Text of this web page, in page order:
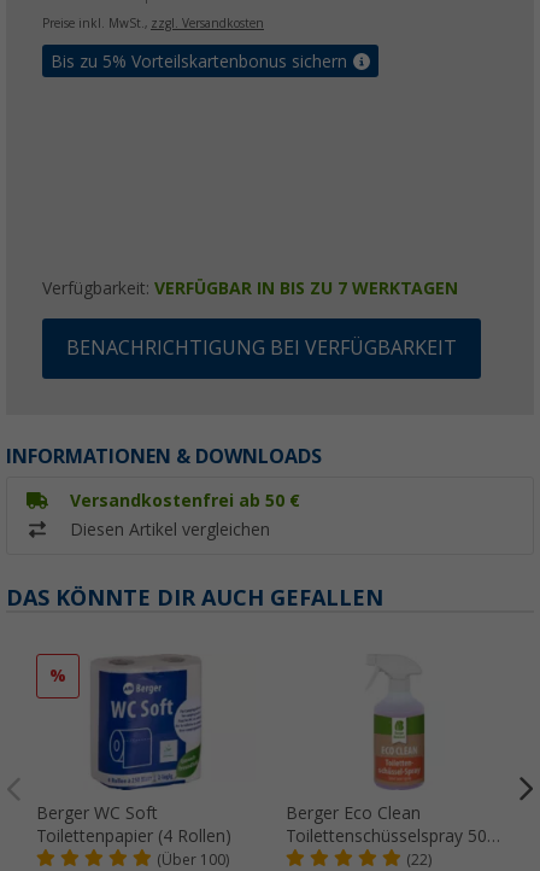
Preise inkl. MwSt., zzgl. Versandkosten
Bis zu 5% Vorteilskartenbonus sichern
Verfügbarkeit: VERFÜGBAR IN BIS ZU 7 WERKTAGEN
BENACHRICHTIGUNG BEI VERFÜGBARKEIT
INFORMATIONEN & DOWNLOADS
Versandkostenfrei ab 50 €
Diesen Artikel vergleichen
DAS KÖNNTE DIR AUCH GEFALLEN
%
Berger WC Soft
Toilettenpapier (4 Rollen)
(Über 100)
Berger Eco Clean
Toilettenschüsselspray 500
ml
(22)